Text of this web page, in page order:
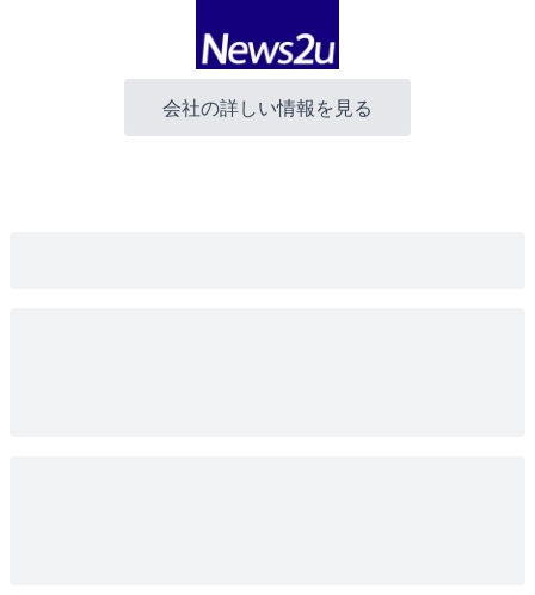
会社の詳しい情報を見る